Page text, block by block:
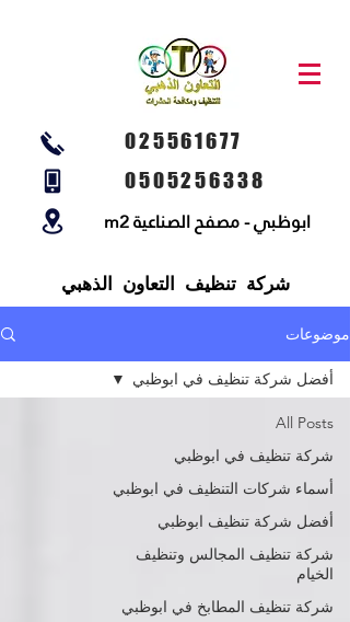
025561677
0505256338
ابوظبي - مصفح الصناعية m2
موضوعات
All Posts
شركة تنظيف في ابوظبي
أسماء شركات التنظيف في ابوظبي
أفضل شركة تنظيف ابوظبي
شركة تنظيف المجالس وتنظيف
الخيام
شركة تنظيف المطابخ في ابوظبي
أفضل شركة تنظيف في ابوظبي
شركة تنظيف التعاون الذهبي